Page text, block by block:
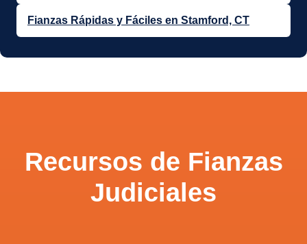
Fianzas Rápidas y Fáciles en Stamford, CT
Recursos de Fianzas
Judiciales